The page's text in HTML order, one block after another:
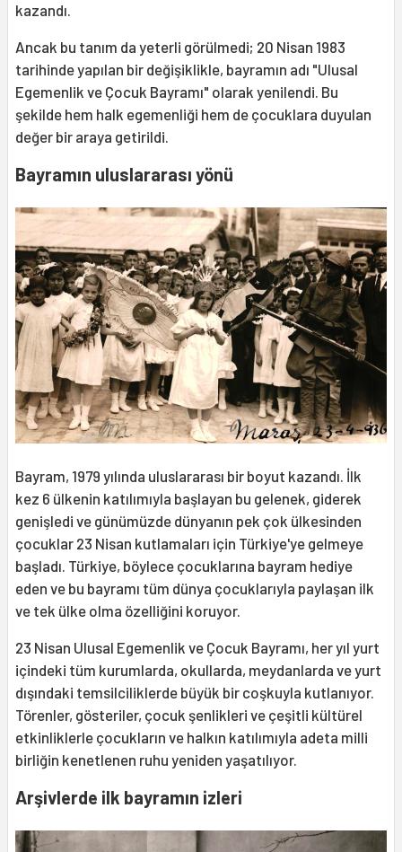
kazandı.
Ancak bu tanım da yeterli görülmedi; 20 Nisan 1983
tarihinde yapılan bir değişiklikle, bayramın adı "Ulusal
Egemenlik ve Çocuk Bayramı" olarak yenilendi. Bu
şekilde hem halk egemenliği hem de çocuklara duyulan
değer bir araya getirildi.
Bayramın uluslararası yönü
Bayram, 1979 yılında uluslararası bir boyut kazandı. İlk
kez 6 ülkenin katılımıyla başlayan bu gelenek, giderek
genişledi ve günümüzde dünyanın pek çok ülkesinden
çocuklar 23 Nisan kutlamaları için Türkiye'ye gelmeye
başladı. Türkiye, böylece çocuklarına bayram hediye
eden ve bu bayramı tüm dünya çocuklarıyla paylaşan ilk
ve tek ülke olma özelliğini koruyor.
23 Nisan Ulusal Egemenlik ve Çocuk Bayramı, her yıl yurt
içindeki tüm kurumlarda, okullarda, meydanlarda ve yurt
dışındaki temsilciliklerde büyük bir coşkuyla kutlanıyor.
Törenler, gösteriler, çocuk şenlikleri ve çeşitli kültürel
etkinliklerle çocukların ve halkın katılımıyla adeta milli
birliğin kenetlenen ruhu yeniden yaşatılıyor.
Arşivlerde ilk bayramın izleri